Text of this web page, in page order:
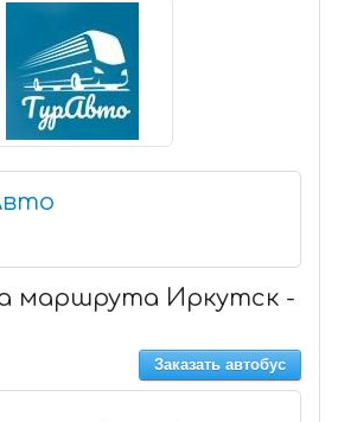
маршрута Иркутск -
Заказать автобус